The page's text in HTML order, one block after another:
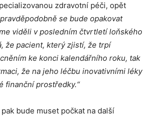
zdravotní péči, opět
pravděpodobně se bude opakovat
viděli v posledním čtvrtletí loňského
že pacient, který zjistí, že trpí
ke konci kalendářního roku, tak
že na jeho léčbu inovativními léky
finanční prostředky.“
bude muset počkat na další